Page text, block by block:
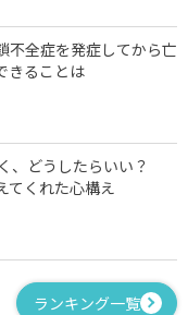
全症を発症してから亡
きることは
、どうしたらいい？
てくれた心構え
ランキング一覧